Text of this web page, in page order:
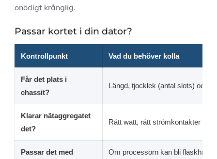
onödigt krånglig.
Passar kortet i din dator?
Kontrollpunkt Vad du behöver kolla
Får det plats i
chassit?
Längd, tjocklek (antal slots) och
Klarar nätaggregatet
det?
Rätt watt, rätt strömkontakter och
Passar det med
Om processorn kan bli flaskhals,